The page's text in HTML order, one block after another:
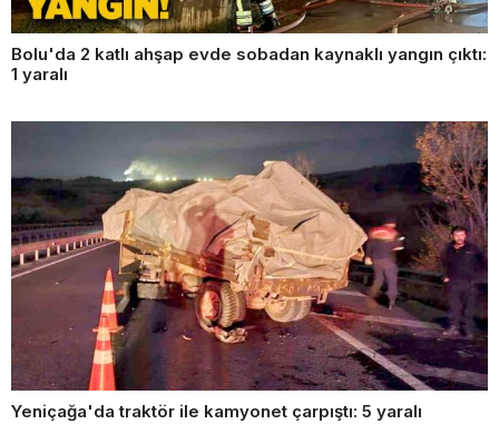
Bolu'da 2 katlı ahşap evde sobadan kaynaklı yangın çıktı:
1 yaralı
Yeniçağa'da traktör ile kamyonet çarpıştı: 5 yaralı